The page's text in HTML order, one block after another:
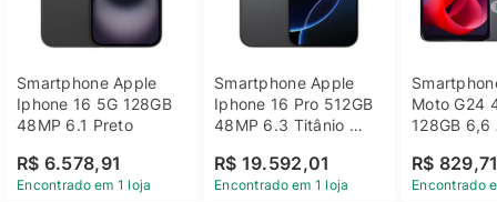
Smartphone Apple
Iphone 16 5G 128GB
48MP 6.1 Preto
R$ 6.578,91
Encontrado em 1 loja
Smartphone Apple
Iphone 16 Pro 512GB
48MP 6.3 Titânio
R$ 19.592,01
Encontrado em 1 loja
Moto G24
128GB 6,6
R$
Encontrado